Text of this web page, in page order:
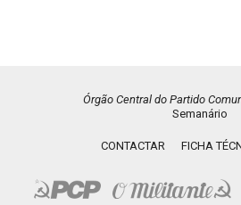
Órgão Central do Partido
Semanário
CONTACTAR FICHA